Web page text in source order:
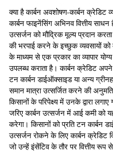
क्या है कार्बन अवशोषण-कार्बन क्रेडिट
कार्बन फाइनेंसिंग अभिनव वित्तीय साधन
उत्सर्जन को मौद्रिक मूल्य प्रदान
की भरपाई करने के इच्छुक व्यवसायों को
के माध्यम से एक प्रकार का व्यापार
उपलब्ध कराता है। कार्बन क्रेडिट
टन कार्बन डाईऑक्साइड या अन्य
समान मात्रा उत्सर्जित करने की
किसानों के परिपेक्ष्य में उनके द्वारा
जरिए कार्बन उत्सर्जन में आई कमी को
करेगा। किसानों को प्रति टन कार्बन
उत्सर्जन रोकने के लिए कार्बन क्रेडिट
जो उन्हें इंसेंटिव के तौर पर वित्तीय रूप